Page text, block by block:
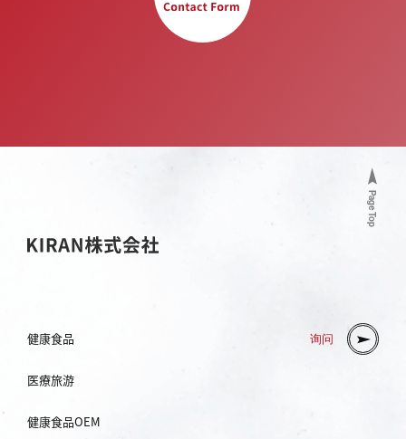
Page Top
健康食品
医療旅游
健康食品OEM
询问